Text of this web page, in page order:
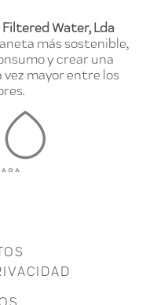
Filtered Water, Lda
más sostenible,
y crear una
mayor entre los